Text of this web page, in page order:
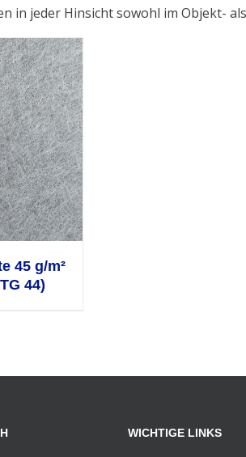
in jeder Hinsicht sowohl im Objekt-
45 g/m²
44)
WICHTIGE LINKS